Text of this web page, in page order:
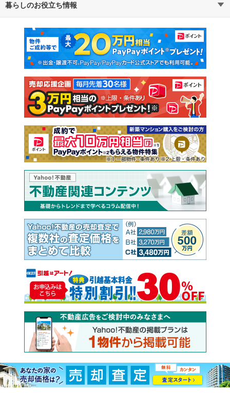
不動産・住宅
新築マンション 中古マンション
新築一戸建て 中古一戸建て
注文住宅 土地
売却査定
暮らしのお役立ち情報
マンションカタログ 教えて！住まいの先生